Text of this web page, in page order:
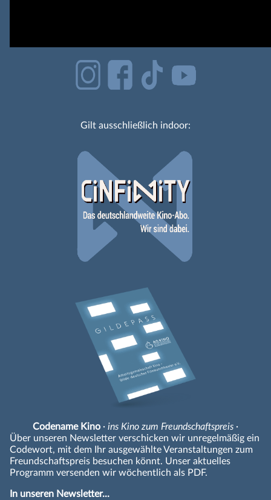
Gilt ausschließlich indoor:
Codename Kino · ins Kino zum Freundschaftspreis ·
Über unseren Newsletter verschicken wir unregelmäßig ein
Codewort, mit dem Ihr ausgewählte Veranstaltungen zum
Freundschaftspreis besuchen könnt. Unser aktuelles
Programm versenden wir wöchentlich als PDF.
In unseren Newsletter...